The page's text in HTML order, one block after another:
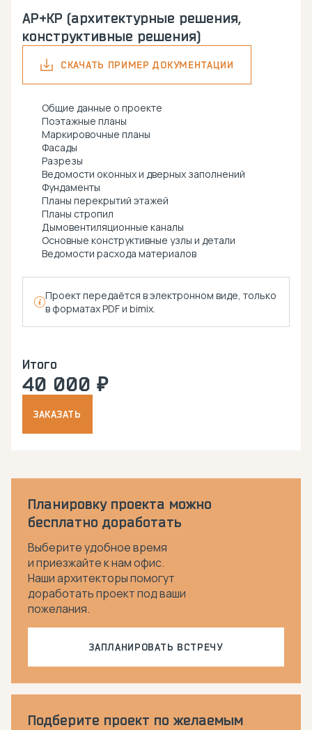
АР+КР (архитектурные решения,
конструктивные решения)
СКАЧАТЬ ПРИМЕР ДОКУМЕНТАЦИИ
Общие данные о проекте
Поэтажные планы
Маркировочные планы
Фасады
Разрезы
Ведомости оконных и дверных заполнений
Фундаменты
Планы перекрытий этажей
Планы стропил
Дымовентиляционные каналы
Основные конструктивные узлы и детали
Ведомости расхода материалов
Проект передаётся в электронном виде, только
в форматах PDF и bimix.
Итого
40 000 ₽
ЗАКАЗАТЬ
Планировку проекта можно
бесплатно доработать
Выберите удобное время
и приезжайте к нам офис.
Наши архитекторы помогут
доработать проект под ваши
пожелания.
ЗАПЛАНИРОВАТЬ ВСТРЕЧУ
Подберите проект по желаемым